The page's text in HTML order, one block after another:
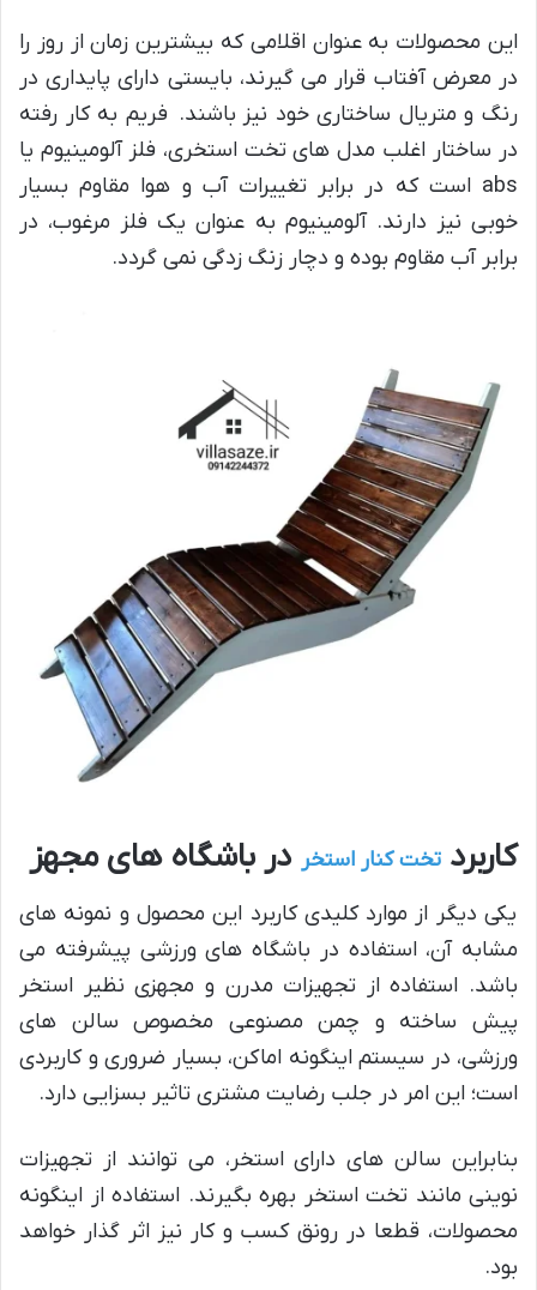
این محصولات به عنوان اقلامی که بیشترین زمان از روز را
در معرض آفتاب قرار می گیرند، بایستی دارای پایداری در
رنگ و متریال ساختاری خود نیز باشند. فریم به کار رفته
در ساختار اغلب مدل های تخت استخری، فلز آلومینیوم یا
abs است که در برابر تغییرات آب و هوا مقاوم بسیار
خوبی نیز دارند. آلومینیوم به عنوان یک فلز مرغوب، در
برابر آب مقاوم بوده و دچار زنگ زدگی نمی گردد.
کاربرد تخت کنار استخر در باشگاه های مجهز
یکی دیگر از موارد کلیدی کاربرد این محصول و نمونه های
مشابه آن، استفاده در باشگاه های ورزشی پیشرفته می
باشد. استفاده از تجهیزات مدرن و مجهزی نظیر استخر
پیش ساخته و چمن مصنوعی مخصوص سالن های
ورزشی، در سیستم اینگونه اماکن، بسیار ضروری و کاربردی
است؛ این امر در جلب رضایت مشتری تاثیر بسزایی دارد.
بنابراین سالن های دارای استخر، می توانند از تجهیزات
نوینی مانند تخت استخر بهره بگیرند. استفاده از اینگونه
محصولات، قطعا در رونق کسب و کار نیز اثر گذار خواهد
بود.